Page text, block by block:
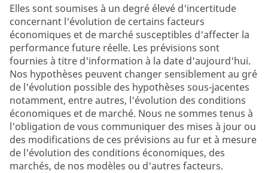
Elles sont soumises à un degré élevé d'incertitude
concernant l'évolution de certains facteurs
économiques et de marché susceptibles d'affecter la
performance future réelle. Les prévisions sont
fournies à titre d'information à la date d'aujourd'hui.
Nos hypothèses peuvent changer sensiblement au gré
de l'évolution possible des hypothèses sous-jacentes
notamment, entre autres, l'évolution des conditions
économiques et de marché. Nous ne sommes tenus à
l'obligation de vous communiquer des mises à jour ou
des modifications de ces prévisions au fur et à mesure
de l'évolution des conditions économiques, des
marchés, de nos modèles ou d'autres facteurs.